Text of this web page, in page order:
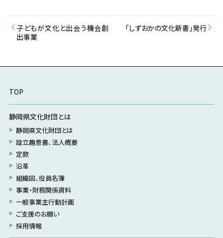
子どもが文化と出会う機会創
出事業
「しずおかの文化新書」発行
TOP
静岡県文化財団とは
静岡県文化財団とは
設立趣意書、法人概要
定款
沿革
組織図、役員名簿
事業・財務関係資料
一般事業主行動計画
ご支援のお願い
採用情報